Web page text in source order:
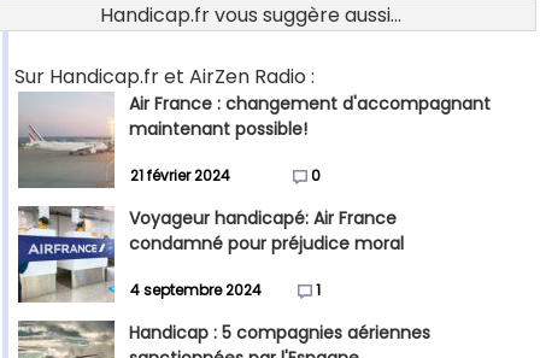
Handicap.fr vous suggère aussi...
Sur Handicap.fr et AirZen Radio :
Air France : changement d'accompagnant
maintenant possible!
21 février 2024 0
Voyageur handicapé: Air France
condamné pour préjudice moral
4 septembre 2024 1
Handicap : 5 compagnies aériennes